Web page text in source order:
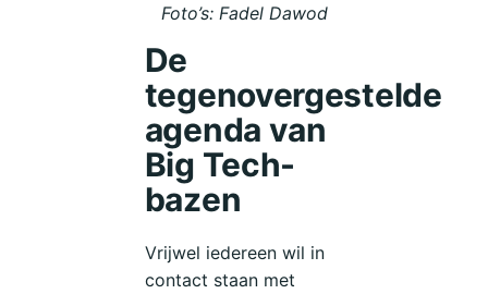
Foto’s: Fadel Dawod
De
tegenovergestelde
agenda van
Big Tech-
bazen
Vrijwel iedereen wil in
contact staan met